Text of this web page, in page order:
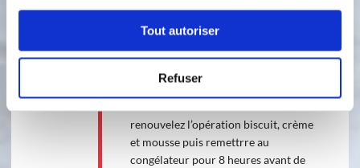
Tout autoriser
Refuser
4
Dans le rectangle familial, déposez le
premier biscuit, imbibez de sirop au
rhum, mettre une première couche de
renouvelez l’opération biscuit, crème
et mousse puis remettrre au
congélateur pour 8 heures avant de